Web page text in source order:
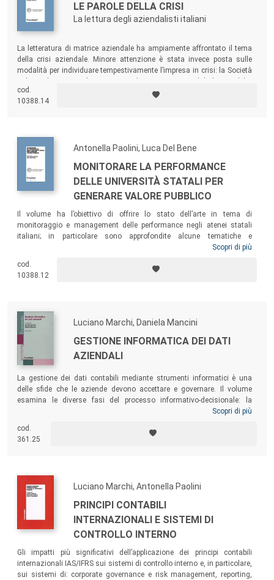
LE PAROLE DELLA CRISI
La lettura degli aziendalisti italiani
La letteratura di matrice aziendale ha ampiamente affrontato il tema
della crisi aziendale. Minore attenzione è stata invece posta sulle
modalità per individuare tempestivamente l’impresa in crisi: la Società
costituito un gruppo di studio con lo scopo di approfondire la
dimensione economico-aziendale presente nel Codice della crisi e
cod.
10388.14
Antonella Paolini, Luca Del Bene
MONITORARE LA PERFORMANCE
DELLE UNIVERSITÀ STATALI PER
GENERARE VALORE PUBBLICO
Il volume ha l’obiettivo di offrire lo stato dell’arte in tema di
monitoraggio e management delle performance negli atenei statali
italiani; in particolare sono approfondite alcune tematiche e
problematiche di controllo della gestione universitaria e proposte
approccio formale a uno sostanziale, particolarmente periglioso in
organizzazioni professionali e ad alta autonomia professionale.
Scopri di più
cod.
10388.12
Luciano Marchi, Daniela Mancini
GESTIONE INFORMATICA DEI DATI
AZIENDALI
La gestione dei dati contabili mediante strumenti informatici è una
delle sfide che le aziende devono accettare e governare. Il volume
esamina le diverse fasi del processo informativo-decisionale: la
selezione e l’acquisizione dei dati contabili mediante strumenti
strumenti software per la gestione delle basi di dati; l’elaborazione dei
dati per la costruzione e il controllo di scenari prospettici mediante i
Scopri di più
cod.
361.25
Luciano Marchi, Antonella Paolini
PRINCIPI CONTABILI
INTERNAZIONALI E SISTEMI DI
CONTROLLO INTERNO
Gli impatti più significativi dell’applicazione dei principi contabili
internazionali IAS/IFRS sui sistemi di controllo interno e, in particolare,
sui sistemi di: corporate governance e risk management, reporting,